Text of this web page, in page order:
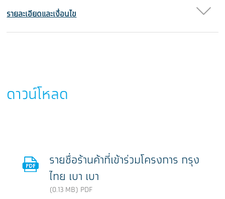
รายละเอียดและเงื่อนไข
ดาวน์โหลด
รายชื่อร้านค้าที่เข้าร่วมโครงการ กรุง
ไทย เบา เบา
(0.13 MB) PDF